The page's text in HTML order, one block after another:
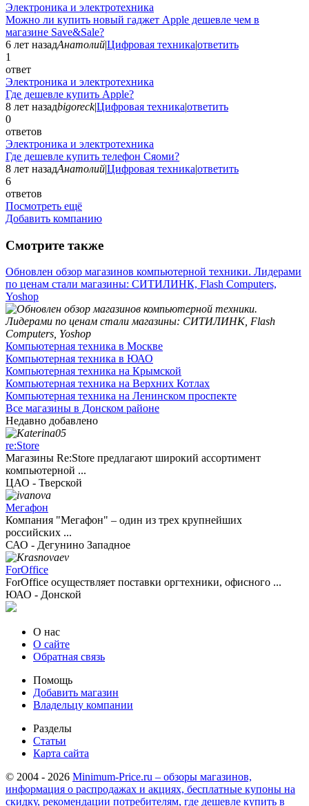
Электроника и электротехника
Можно ли купить новый гаджет Apple дешевле чем в
магазине Save&Sale?
6 лет назадАнатолий|Цифровая техника|ответить
1
ответ
Электроника и электротехника
Где дешевле купить Apple?
8 лет назадbigoreck|Цифровая техника|ответить
0
ответов
Электроника и электротехника
Где дешевле купить телефон Сяоми?
8 лет назадАнатолий|Цифровая техника|ответить
6
ответов
Посмотреть ещё
Добавить компанию
Смотрите также
Обновлен обзор магазинов компьютерной техники. Лидерами
по ценам стали магазины: СИТИЛИНК, Flash Computers,
Yoshop
Компьютерная техника в Москве
Компьютерная техника в ЮАО
Компьютерная техника на Крымской
Компьютерная техника на Верхних Котлах
Компьютерная техника на Ленинском проспекте
Все магазины в Донском районе
Недавно добавлено
re:Store
Магазины Re:Store предлагают широкий ассортимент
компьютерной ...
ЦАО - Тверской
Мегафон
Компания "Мегафон" – один из трех крупнейших
российских ...
САО - Дегунино Западное
ForOffice
ForOffice осуществляет поставки оргтехники, офисного ...
ЮАО - Донской
О нас
О сайте
Обратная связь
Помощь
Добавить магазин
Владельцу компании
Разделы
Статьи
Карта сайта
© 2004 - 2026 Minimum-Price.ru – обзоры магазинов,
информация о распродажах и акциях, бесплатные купоны на
скидку, рекомендации потребителям, где дешевле купить в